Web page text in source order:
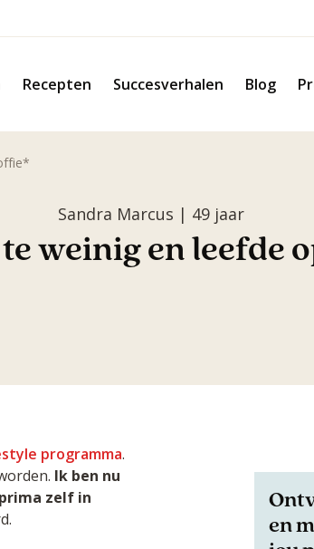
Recepten Succesverhalen Blog
Sandra Marcus | 49 jaar
weinig en leefde
programma.
Ik ben nu
zelf in
en